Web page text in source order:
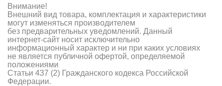
Двигатели
Технические жидкости
Инструмент,измерительные приборы,расходники
Оптовая продажа запчастей для моделей
Внимание!
Внешний вид товара, комплектация и характеристики
могут изменяться производителем
без предварительных уведомлений. Данный
интернет-сайт носит исключительно
информационный характер и ни при каких условиях
не является публичной офертой, определяемой
положениями
Статьи 437 (2) Гражданского кодекса Российской
Федерации.